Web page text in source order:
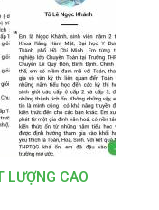
LƯỢNG CAO